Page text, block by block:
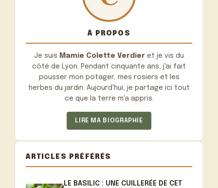
À PROPOS
Je suis Mamie Colette Verdier et je vis du
côté de Lyon. Pendant cinquante ans, j'ai fait
pousser mon potager, mes rosiers et les
herbes du jardin. Aujourd'hui, je partage ici tout
ce que la terre m'a appris.
LIRE MA BIOGRAPHIE
ARTICLES PRÉFÉRÉS
LE BASILIC : UNE CUILLERÉE DE CET